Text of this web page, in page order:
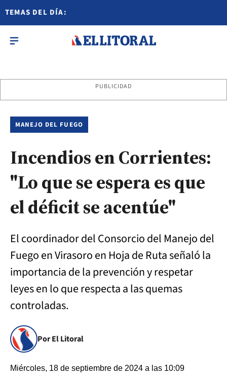
TEMAS DEL DÍA:
PUBLICIDAD
MANEJO DEL FUEGO
Incendios en Corrientes:
"Lo que se espera es que
el déficit se acentúe"
El coordinador del Consorcio del Manejo del
Fuego en Virasoro en Hoja de Ruta señaló la
importancia de la prevención y respetar
leyes en lo que respecta a las quemas
controladas.
Por El Litoral
Miércoles, 18 de septiembre de 2024 a las 10:09